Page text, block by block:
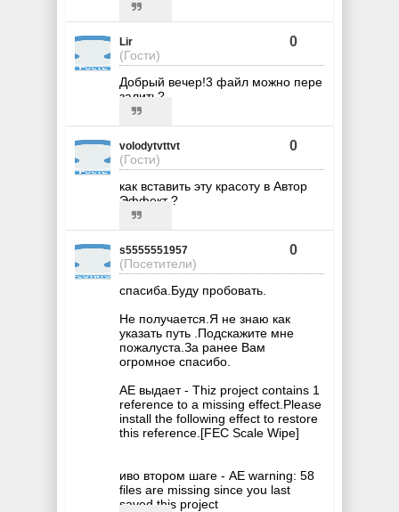
Lir
(Гости)
0
Добрый вечер!3 файл можно пере
залить?
volodytvttvt
(Гости)
0
как вставить эту красоту в Автор
Эффект ?
s5555551957
(Посетители)
0
спасиба.Буду пробовать.
Не получается.Я не знаю как
указать путь .Подскажите мне
пожалуста.За ранее Вам
огромное спасибо.
AE выдает - Thiz project contains 1
reference to a missing effect.Please
install the following effect to restore
this reference.[FEC Scale Wipe]
иво втором шаге - AE warning: 58
files are missing since you last
saved this project